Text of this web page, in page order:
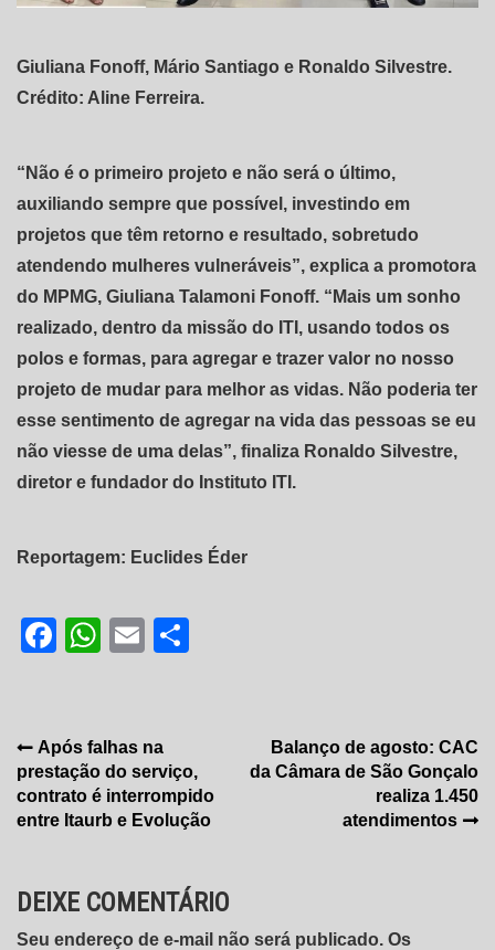
Giuliana Fonoff, Mário Santiago e Ronaldo Silvestre.
Crédito: Aline Ferreira.
“Não é o primeiro projeto e não será o último,
auxiliando sempre que possível, investindo em
projetos que têm retorno e resultado, sobretudo
atendendo mulheres vulneráveis”, explica a promotora
do MPMG, Giuliana Talamoni Fonoff. “Mais um sonho
realizado, dentro da missão do ITI, usando todos os
polos e formas, para agregar e trazer valor no nosso
projeto de mudar para melhor as vidas. Não poderia ter
esse sentimento de agregar na vida das pessoas se eu
não viesse de uma delas”, finaliza Ronaldo Silvestre,
diretor e fundador do Instituto ITI.
Reportagem: Euclides Éder
Facebook
WhatsApp
Email
Navegação
de
Post
Após falhas na
prestação do serviço,
contrato é interrompido
entre Itaurb e Evolução
Balanço de agosto: CAC
da Câmara de São Gonçalo
realiza 1.450
atendimentos
DEIXE COMENTÁRIO
Seu endereço de e-mail não será publicado. Os